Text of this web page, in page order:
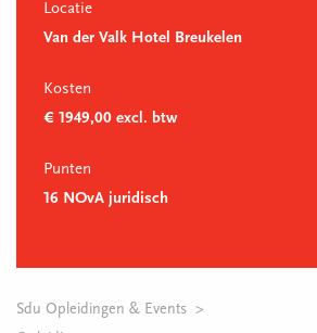
Locatie
Van der Valk Hotel Breukelen
Kosten
€ 1949,00 excl. btw
Punten
16 NOvA juridisch
Sdu Opleidingen & Events